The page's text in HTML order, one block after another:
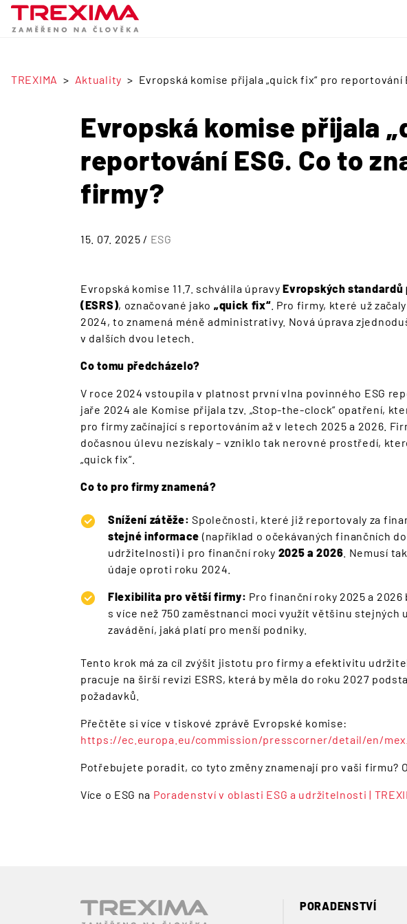
TREXIMA Aktuality Evropská komise přijala „quick fix“ pro reportování
Evropská komise přijala
reportování ESG. Co to
firmy?
15. 07. 2025 / ESG
Evropská komise 11.7. schválila úpravyEvropských
(ESRS), označované jako „quick fix“. Pro firmy, které už
2024, to znamená méně administrativy. Nová úprava
v dalších dvou letech.
Co tomu předcházelo?
V roce 2024 vstoupila v platnost první vlna povinného ESG
jaře 2024 ale Komise přijala tzv. „Stop-the-clock“ opatření,
pro firmy začínající s reportováním až v letech 2025 a 2026.
dočasnou úlevu nezískaly – vzniklo tak nerovné prostředí,
„quick fix“.
Co to pro firmy znamená?
Snížení zátěže: Společnosti, které již reportovaly za
stejné informace (například o očekávaných finančních
udržitelnosti) i pro finanční roky 2025 a 2026 . Nemusí
údaje oproti roku 2024.
Flexibilita pro větší firmy: Pro finanční roky 2025 a
s více než 750 zaměstnanci moci využít většinu stejných
zavádění, jaká platí pro menší podniky.
Tento krok má za cíl zvýšit jistotu pro firmy a efektivitu
pracuje na širší revizi ESRS, která by měla do roku 2027
požadavků.
Přečtěte si více v tiskové zprávě Evropské komise:
https://ec.europa.eu/commission/presscorner/detail/en/
Potřebujete poradit, co tyto změny znamenají pro vaši firmu?
Více o ESG na Poradenství v oblasti ESG a udržitelnosti |
PORADENSTVÍ